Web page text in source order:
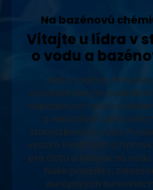
Na bazénovú
Vitajte u lídra v
o vodu a
Naša rodinná firma
vysokoškolským
odpadových vôd a
a neustálym
starostlivosti o vodu.
vysoko kvalitných
pre čistú a bezpečnú
Naše produkty,
európskych